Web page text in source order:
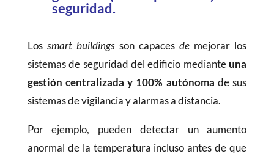
seguridad.
Los smart buildingsson capaces de mejorar los
sistemas de seguridad del edificio mediante una
gestión centralizada y 100% autónoma de sus
sistemas de vigilancia y alarmas a distancia.
Por ejemplo, pueden detectar un aumento
anormal de la temperatura incluso antes de que